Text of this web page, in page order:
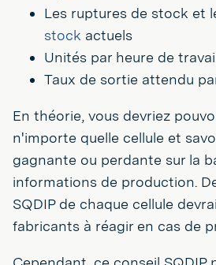
Les ruptures de stock et
stock actuels
Unités par heure de
Taux de sortie attendu
En théorie, vous devriez
n'importe quelle cellule et
gagnante ou perdante sur la
informations de production.
SQDIP de chaque cellule
fabricants à réagir en cas de